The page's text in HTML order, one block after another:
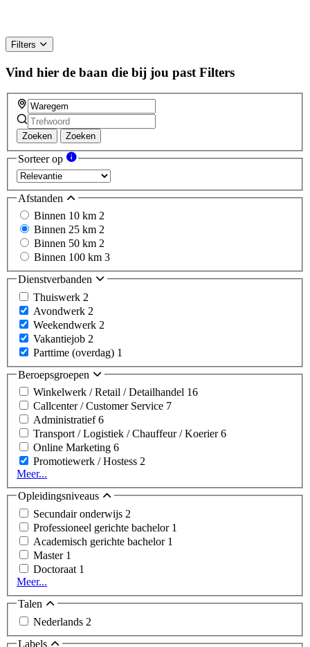
Filters
Vind hier de baan die bij jou past Filters
Zoeken Zoeken
Sorteer op
Afstanden
Binnen 10 km 2
Binnen 25 km 2
Binnen 50 km 2
Binnen 100 km 3
Dienstverbanden
Thuiswerk 2
Avondwerk 2
Weekendwerk 2
Vakantiejob 2
Parttime (overdag) 1
Beroepsgroepen
Winkelwerk / Retail / Detailhandel 16
Callcenter / Customer Service 7
Administratief6
Transport / Logistiek / Chauffeur / Koerier6
Online Marketing 6
Promotiewerk / Hostess 2
Meer...
Opleidingsniveaus
Secundair onderwijs 2
Professioneel gerichte bachelor 1
Academisch gerichte bachelor 1
Master 1
Doctoraat 1
Meer...
Talen
Nederlands 2
Labels